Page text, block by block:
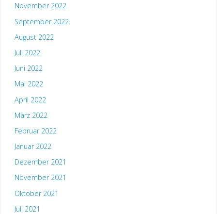
November 2022
September 2022
August 2022
Juli 2022
Juni 2022
Mai 2022
April 2022
März 2022
Februar 2022
Januar 2022
Dezember 2021
November 2021
Oktober 2021
Juli 2021